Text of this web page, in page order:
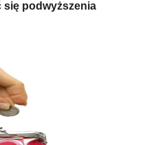
się podwyższenia